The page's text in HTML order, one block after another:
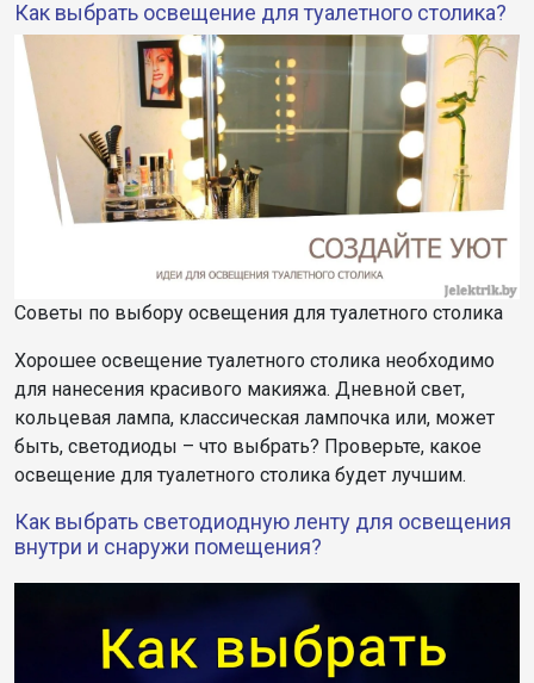
Как выбрать освещение для туалетного столика?
Советы по выбору освещения для туалетного столика
Хорошее освещение туалетного столика необходимо
для нанесения красивого макияжа. Дневной свет,
кольцевая лампа, классическая лампочка или, может
быть, светодиоды – что выбрать? Проверьте, какое
освещение для туалетного столика будет лучшим.
Как выбрать светодиодную ленту для освещения
внутри и снаружи помещения?